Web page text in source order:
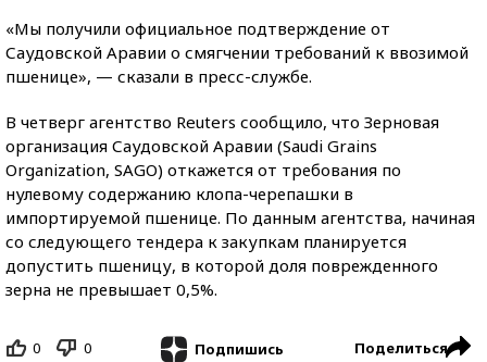
«Мы получили официальное подтверждение от
Саудовской Аравии о смягчении требований к ввозимой
пшенице», — сказали в пресс-службе.
В четверг агентство Reuters сообщило, что Зерновая
организация Саудовской Аравии (Saudi Grains
Organization, SAGO) откажется от требования по
нулевому содержанию клопа-черепашки в
импортируемой пшенице. По данным агентства, начиная
со следующего тендера к закупкам планируется
допустить пшеницу, в которой доля поврежденного
зерна не превышает 0,5%.
0 0 Подпишись Поделиться